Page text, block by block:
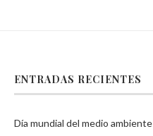
ENTRADAS RECIENTES
Día mundial del medio ambiente